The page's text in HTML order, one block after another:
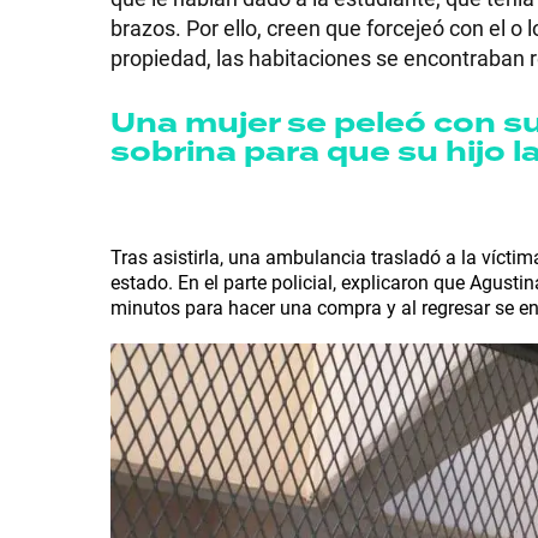
brazos. Por ello, creen que forcejeó con el
propiedad, las habitaciones se
Una mujer se peleó con
sobrina para que su hijo
Tras asistirla, una ambulancia trasladó a la
estado. En el parte policial, explicaron que
minutos para hacer una compra y al regresar se
SHOW
POLÍTICA
ACTUALIDAD
POLICIALES
ECONOMÍA